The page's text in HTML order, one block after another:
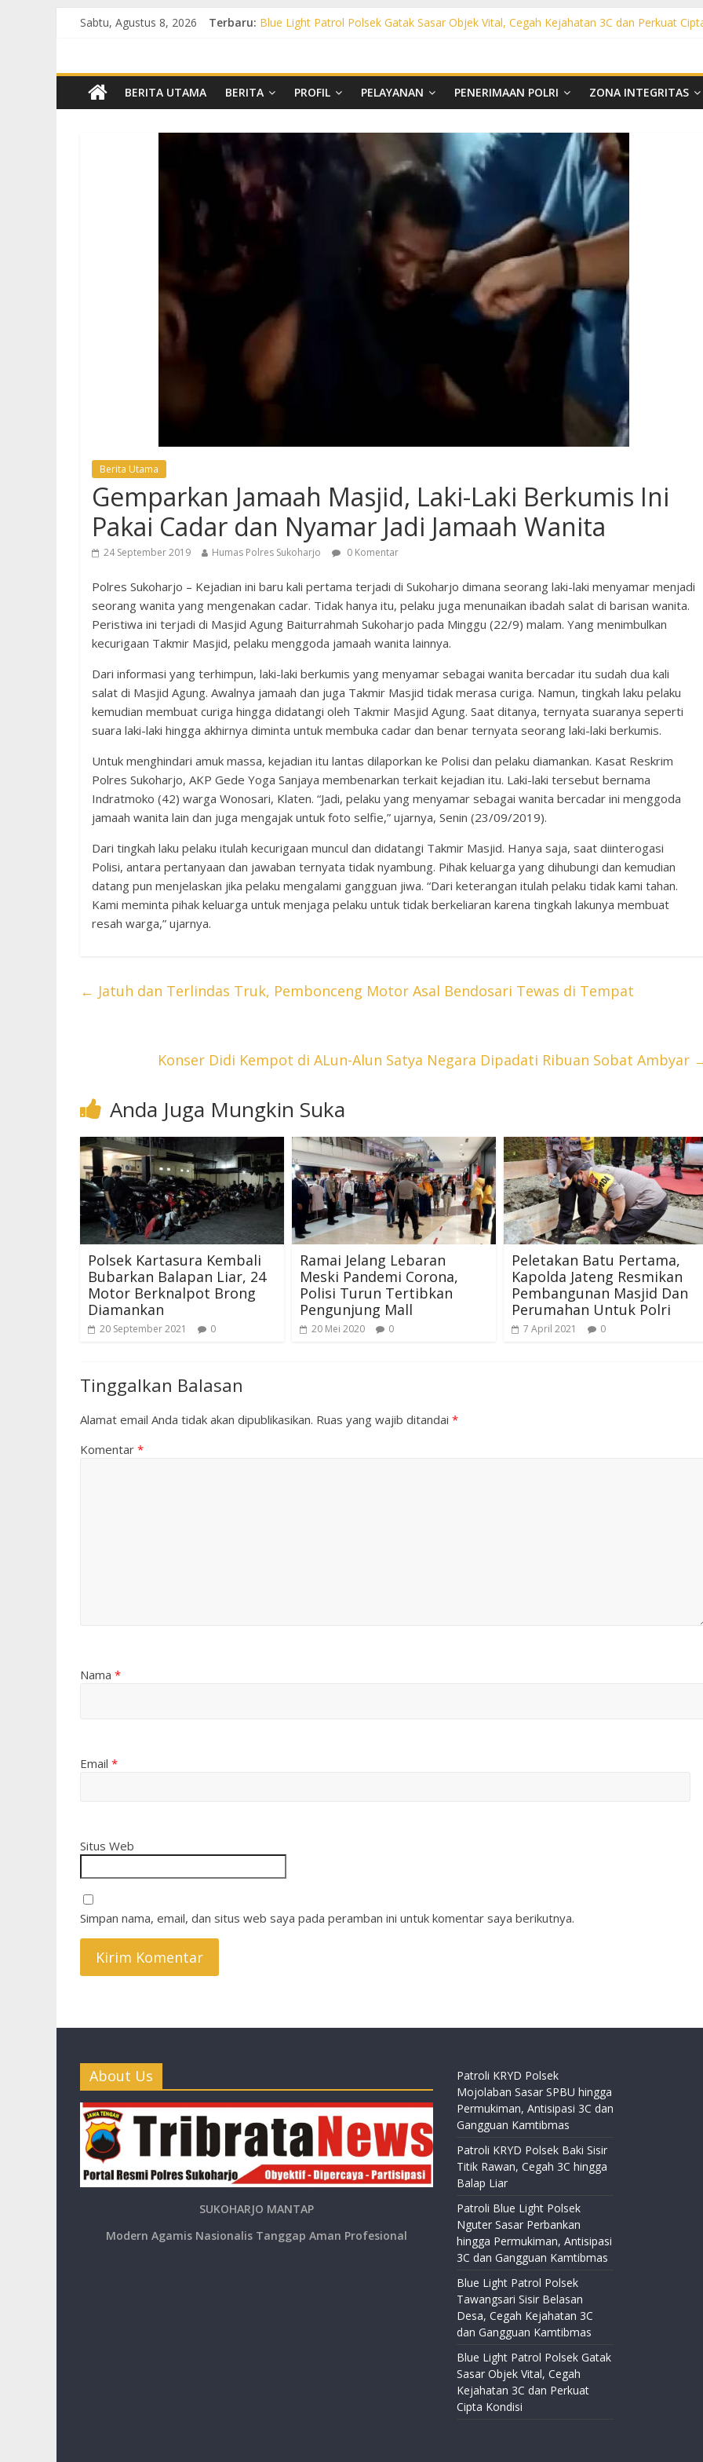
Sabtu, Agustus 8, 2026 Terbaru: Blue Light Patrol Polsek Gatak Sasar Objek Vital, Cegah Kejahatan 3C dan Perkuat
Patroli Blue Light Polsek Nguter Sasar Perbankan hingga Permukiman, Antisipasi 3C
Blue Light Patrol Polsek Tawangsari Sisir Belasan Desa, Cegah Kejahatan 3C dan
BERITA UTAMA BERITA PROFIL PELAYANAN PENERIMAAN POLRI ZONA INTEGRITAS
Berita Utama
Gemparkan Jamaah Masjid, Laki-Laki Berkumis Ini
Pakai Cadar dan Nyamar Jadi Jamaah Wanita
24 September 2019 Humas Polres Sukoharjo 0 Komentar
Polres Sukoharjo – Kejadian ini baru kali pertama terjadi di Sukoharjo dimana seorang laki-laki menyamar menjadi
seorang wanita yang mengenakan cadar. Tidak hanya itu, pelaku juga menunaikan ibadah salat di barisan wanita.
Peristiwa ini terjadi di Masjid Agung Baiturrahmah Sukoharjo pada Minggu (22/9) malam. Yang menimbulkan
kecurigaan Takmir Masjid, pelaku menggoda jamaah wanita lainnya.
Dari informasi yang terhimpun, laki-laki berkumis yang menyamar sebagai wanita bercadar itu sudah dua kali
salat di Masjid Agung. Awalnya jamaah dan juga Takmir Masjid tidak merasa curiga. Namun, tingkah laku pelaku
kemudian membuat curiga hingga didatangi oleh Takmir Masjid Agung. Saat ditanya, ternyata suaranya seperti
suara laki-laki hingga akhirnya diminta untuk membuka cadar dan benar ternyata seorang laki-laki berkumis.
Untuk menghindari amuk massa, kejadian itu lantas dilaporkan ke Polisi dan pelaku diamankan. Kasat Reskrim
Polres Sukoharjo, AKP Gede Yoga Sanjaya membenarkan terkait kejadian itu. Laki-laki tersebut bernama
Indratmoko (42) warga Wonosari, Klaten. “Jadi, pelaku yang menyamar sebagai wanita bercadar ini menggoda
jamaah wanita lain dan juga mengajak untuk foto selfie,” ujarnya, Senin (23/09/2019).
Dari tingkah laku pelaku itulah kecurigaan muncul dan didatangi Takmir Masjid. Hanya saja, saat diinterogasi
Polisi, antara pertanyaan dan jawaban ternyata tidak nyambung. Pihak keluarga yang dihubungi dan kemudian
datang pun menjelaskan jika pelaku mengalami gangguan jiwa. “Dari keterangan itulah pelaku tidak kami tahan.
Kami meminta pihak keluarga untuk menjaga pelaku untuk tidak berkeliaran karena tingkah lakunya membuat
resah warga,” ujarnya.
← Jatuh dan Terlindas Truk, Pembonceng Motor Asal Bendosari Tewas di Tempat
Konser Didi Kempot di ALun-Alun Satya Negara Dipadati Ribuan Sobat Ambyar
Anda Juga Mungkin Suka
Polsek Kartasura Kembali
Bubarkan Balapan Liar, 24
Motor Berknalpot Brong
Diamankan
20 September 2021 0
Ramai Jelang Lebaran
Meski Pandemi Corona,
Polisi Turun Tertibkan
Pengunjung Mall
20 Mei 2020 0
Peletakan Batu Pertama,
Kapolda Jateng Resmikan
Pembangunan Masjid Dan
Perumahan Untuk Polri
7 April 2021 0
Tinggalkan Balasan
Alamat email Anda tidak akan dipublikasikan. Ruas yang wajib ditandai *
Komentar *
Nama *
Email *
Situs Web
Simpan nama, email, dan situs web saya pada peramban ini untuk komentar saya berikutnya.
About Us
SUKOHARJO MANTAP
Modern Agamis Nasionalis Tanggap Aman Profesional
Patroli KRYD Polsek
Mojolaban Sasar SPBU hingga
Permukiman, Antisipasi 3C dan
Gangguan Kamtibmas
Patroli KRYD Polsek Baki Sisir
Titik Rawan, Cegah 3C hingga
Balap Liar
Patroli Blue Light Polsek
Nguter Sasar Perbankan
hingga Permukiman, Antisipasi
3C dan Gangguan Kamtibmas
Blue Light Patrol Polsek
Tawangsari Sisir Belasan
Desa, Cegah Kejahatan 3C
dan Gangguan Kamtibmas
Blue Light Patrol Polsek Gatak
Sasar Objek Vital, Cegah
Kejahatan 3C dan Perkuat
Cipta Kondisi